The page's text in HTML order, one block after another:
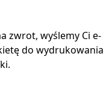
zwrot, wyślemy Ci e-
do wydrukowania